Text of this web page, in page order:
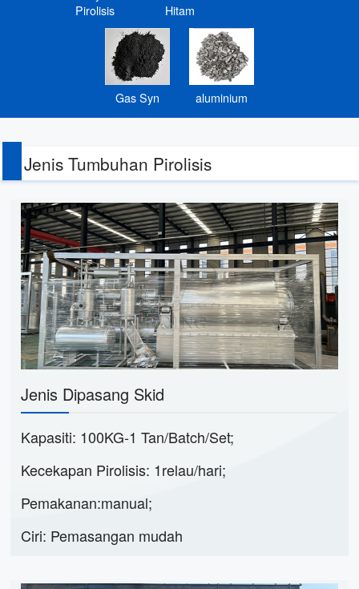
Pirolisis
Hitam
Gas Syn aluminium
Jenis Tumbuhan Pirolisis
Jenis Dipasang Skid
Kapasiti: 100KG-1 Tan/Batch/Set;
Kecekapan Pirolisis: 1relau/hari;
Pemakanan:manual;
Ciri: Pemasangan mudah